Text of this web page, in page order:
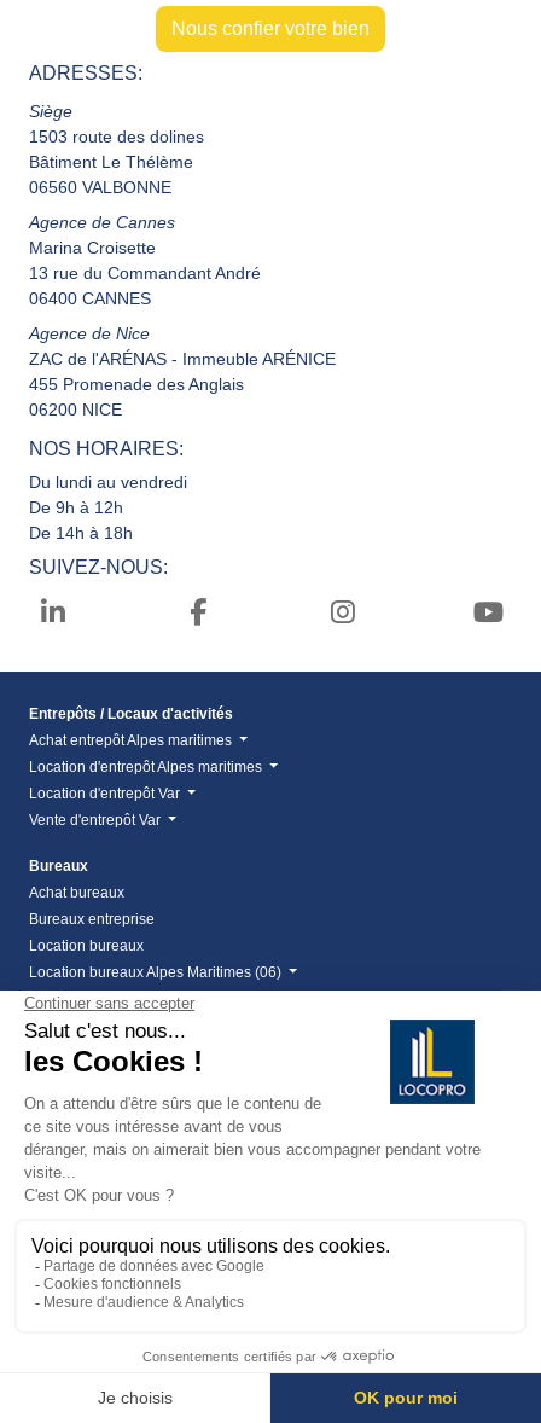
Nous confier votre bien
ADRESSES:
Siège
1503 route des dolines
Bâtiment Le Thélème
06560 VALBONNE
Agence de Cannes
Marina Croisette
13 rue du Commandant André
06400 CANNES
Agence de Nice
ZAC de l'ARÉNAS - Immeuble ARÉNICE
455 Promenade des Anglais
06200 NICE
NOS HORAIRES:
Du lundi au vendredi
De 9h à 12h
De 14h à 18h
SUIVEZ-NOUS:
Entrepôts / Locaux d'activités
Achat entrepôt Alpes maritimes
Location d'entrepôt Alpes maritimes
Location d'entrepôt Var
Vente d'entrepôt Var
Bureaux
Achat bureaux
Bureaux entreprise
Location bureaux
Location bureaux Alpes Maritimes (06)
Location bureaux Var (83)
Vente bureaux Alpes Maritimes (06)
Vente bureaux Var (83)
Locaux commerciaux
Achat local commercial
Cession de bail
Cession de bail Alpes Maritimes
Cession de bail fréjus
Droit au bail Cannes
Droit au bail Cannes la Bocca
Droit au bail Mandelieu
Location local commercial Alpes Maritimes
Location local commercial Var